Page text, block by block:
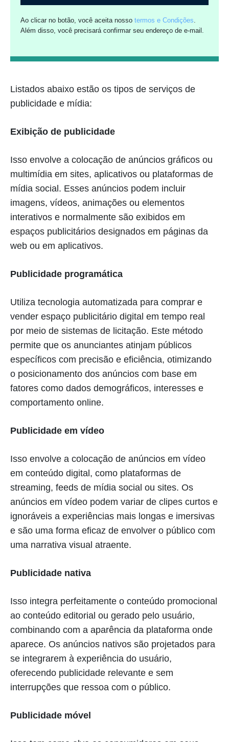
Ao clicar no botão, você aceita nossotermos e Condições
Além disso, você precisará confirmar seu endereço de e-mail.
Listados abaixo estão os tipos de serviços de
publicidade e mídia:
Exibição de publicidade
Isso envolve a colocação de anúncios gráficos ou
multimídia em sites, aplicativos ou plataformas de
mídia social. Esses anúncios podem incluir
imagens, vídeos, animações ou elementos
interativos e normalmente são exibidos em
espaços publicitários designados em páginas da
web ou em aplicativos.
Publicidade programática
Utiliza tecnologia automatizada para comprar e
vender espaço publicitário digital em tempo real
por meio de sistemas de licitação. Este método
permite que os anunciantes atinjam públicos
específicos com precisão e eficiência, otimizando
o posicionamento dos anúncios com base em
fatores como dados demográficos, interesses e
comportamento online.
Publicidade em vídeo
Isso envolve a colocação de anúncios em vídeo
em conteúdo digital, como plataformas de
streaming, feeds de mídia social ou sites. Os
anúncios em vídeo podem variar de clipes curtos e
ignoráveis a experiências mais longas e imersivas
e são uma forma eficaz de envolver o público com
uma narrativa visual atraente.
Publicidade nativa
Isso integra perfeitamente o conteúdo promocional
ao conteúdo editorial ou gerado pelo usuário,
combinando com a aparência da plataforma onde
aparece. Os anúncios nativos são projetados para
se integrarem à experiência do usuário,
oferecendo publicidade relevante e sem
interrupções que ressoa com o público.
Publicidade móvel